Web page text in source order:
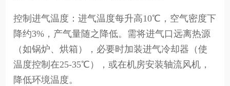
控制进气温度：进气温度每升高10℃，空气密度下
降约3%，产气量随之降低。需将进气口远离热源
（如锅炉、烘箱），必要时加装进气冷却器（使
温度控制在25-35℃），或在机房安装轴流风机，
降低环境温度。